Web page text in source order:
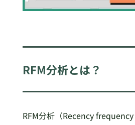
RFM分析とは？
RFM分析（Recency